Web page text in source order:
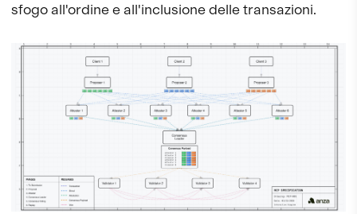
sfogo all'ordine e all'inclusione delle transazioni.